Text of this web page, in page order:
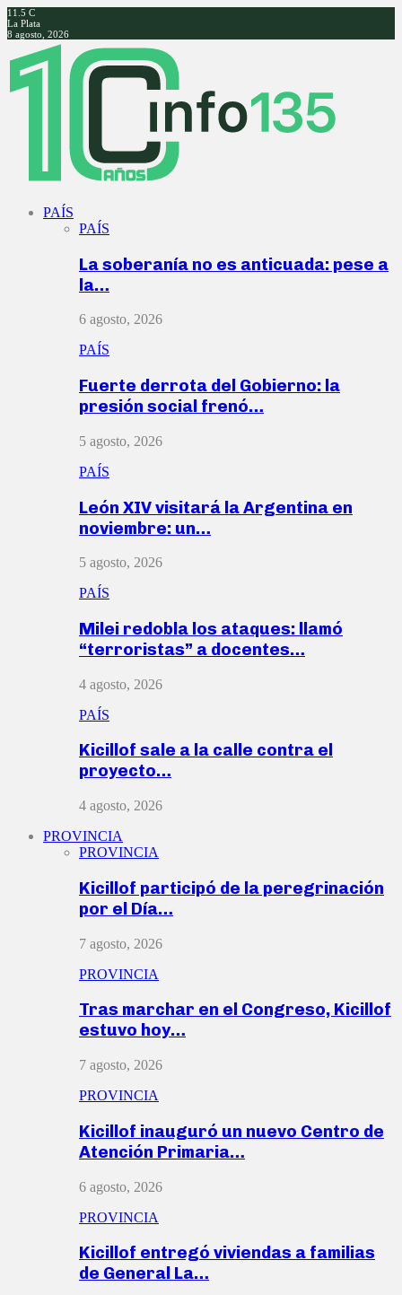
11.5 C
La Plata
8 agosto, 2026
Facebook
Twitter
Instagram
Youtube
PAÍS
PAÍS
La soberanía no es anticuada: pese a
la…
6 agosto, 2026
PAÍS
Fuerte derrota del Gobierno: la
presión social frenó…
5 agosto, 2026
PAÍS
León XIV visitará la Argentina en
noviembre: un…
5 agosto, 2026
PAÍS
Milei redobla los ataques: llamó
“terroristas” a docentes…
4 agosto, 2026
PAÍS
Kicillof sale a la calle contra el
proyecto…
4 agosto, 2026
PROVINCIA
PROVINCIA
Kicillof participó de la peregrinación
por el Día…
7 agosto, 2026
PROVINCIA
Tras marchar en el Congreso, Kicillof
estuvo hoy…
7 agosto, 2026
PROVINCIA
Kicillof inauguró un nuevo Centro de
Atención Primaria…
6 agosto, 2026
PROVINCIA
Kicillof entregó viviendas a familias
de General La…